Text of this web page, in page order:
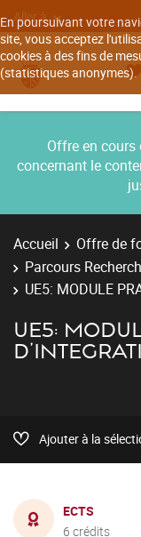
En poursuivant votre
site, vous acceptez
cookies à des fins de
(statistiques anonymes).
Aller à
Offre en
concernant le
Accueil Offre de
Parcours
UE5: MODULE
UE5:
Ajouter à la
ECTS
6 crédits